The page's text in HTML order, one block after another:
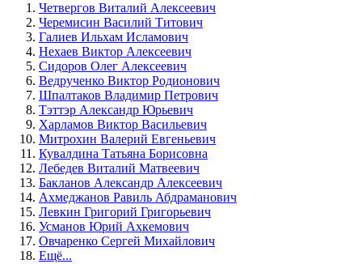
Четвергов Виталий Алексеевич
Черемисин Василий Титович
Галиев Ильхам Исламович
Нехаев Виктор Алексеевич
Сидоров Олег Алексеевич
Ведрученко Виктор Родионович
Шпалтаков Владимир Петрович
Тэттэр Александр Юрьевич
Харламов Виктор Васильевич
Митрохин Валерий Евгеньевич
Кувалдина Татьяна Борисовна
Лебедев Виталий Матвеевич
Бакланов Александр Алексеевич
Ахмеджанов Равиль Абдраманович
Левкин Григорий Григорьевич
Усманов Юрий Ахкемович
Овчаренко Сергей Михайлович
Ещё...